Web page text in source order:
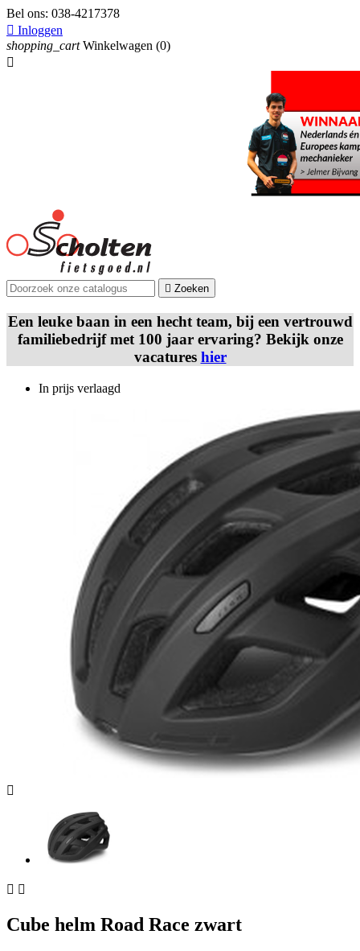
Bel ons: 038-4217378
 Inloggen
shopping_cart Winkelwagen (0)

 Zoeken
Een leuke baan in een hecht team, bij een vertrouwd
familiebedrijf met 100 jaar ervaring? Bekijk onze
vacatures hier
In prijs verlaagd

 
Cube helm Road Race zwart